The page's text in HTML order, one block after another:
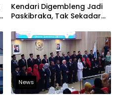
Kendari Digembleng Jadi
Paskibraka, Tak Sekadar
News